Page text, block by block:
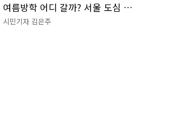
여름방학 어디 갈까? 서울 도심 무료 실내 여행 코스 추천
시민기자 김은주